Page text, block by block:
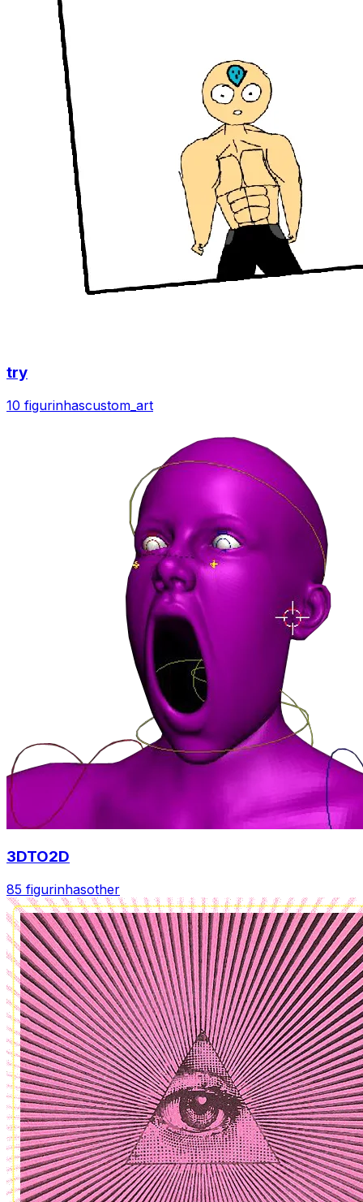
try
10 figurinhascustom_art
3DTO2D
85 figurinhasother